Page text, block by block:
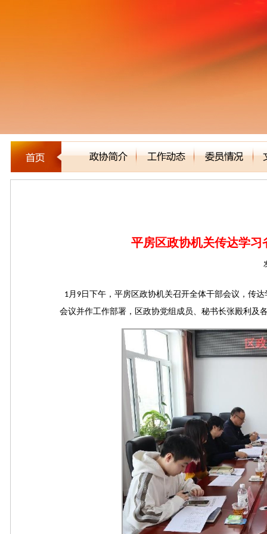
平房区政协机关传达学
1月 9 日下午，平房区政协机关召开全体干部会议，传
会议并作工作部署，区政协党组成员、秘书长张殿利及